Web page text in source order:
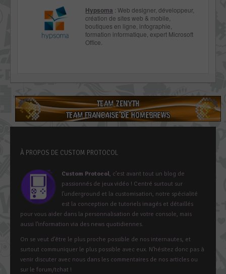
Hypsoma : Web designer, développeur,
création de sites web & mobile,
boutiques en ligne, infographie,
formation informatique, expert Microsoft
Office.
À PROPOS DE CUSTOM PROTOCOL
Custom Protocol, c’est avant tout un blog de
passionnés de jeux vidéo ! Centré surtout sur
l’underground et la customisation, notre spécialité
est la conception de tutoriels imagés et détaillés
pour vous aider dans la personnalisation de votre console, mais
aussi l’information via des news quotidiennes.
On se veut d’être le plus proche possible de nos internautes, et
surtout communiquer le plus possible avec eux. N’hésitez donc pas à
venir discuter avec nous dans les commentaires de nos articles ou
sur le forum/tchat !